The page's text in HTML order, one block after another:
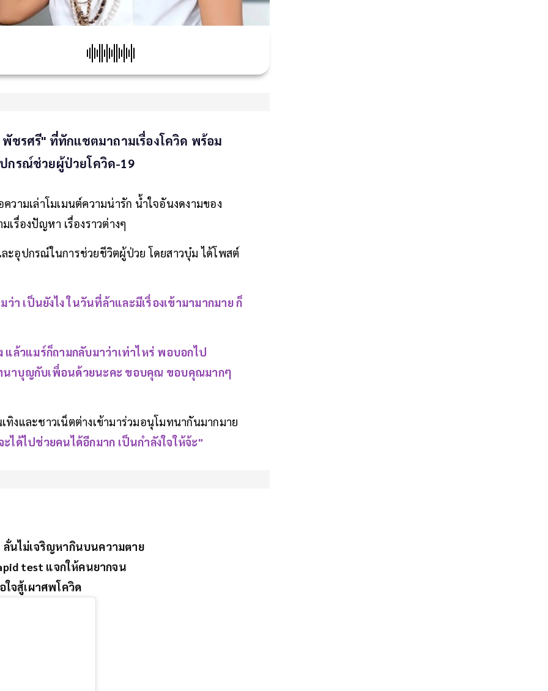
ชรศรี" ที่ทักแชตมาถามเรื่องโควิด พร้อม
กรณ์ช่วยผู้ป่วยโควิด-19
วามเล่าโมเมนต์ความน่ารัก น้ำใจอันงดงามของ
รื่องปัญหา เรื่องราวต่างๆ
ะอุปกรณ์ในการช่วยชีวิตผู้ป่วย โดยสาวบุ๋ม ได้โพสต์
เป็นยังไง ในวันที่ล้าและมีเรื่องเข้ามามากมาย ก็
ล้วแมร์ก็ถามกลับมาว่าเท่าไหร่ พอบอกไป
นาบุญกับเพื่อนด้วยนะคะ ขอบคุณ ขอบคุณมากๆ
งและชาวเน็ตต่างเข้ามาร่วมอนุโมทนากันมากมาย
ได้ไปช่วยคนได้อีกมาก เป็นกำลังใจให้จ้ะ"
นไม่เจริญหากินบนความตาย
test แจกให้คนยากจน
ใจสู้เผาศพโควิด